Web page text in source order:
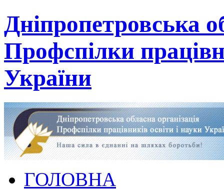
Дніпропетровська
Профспілки
України
ГОЛОВНА